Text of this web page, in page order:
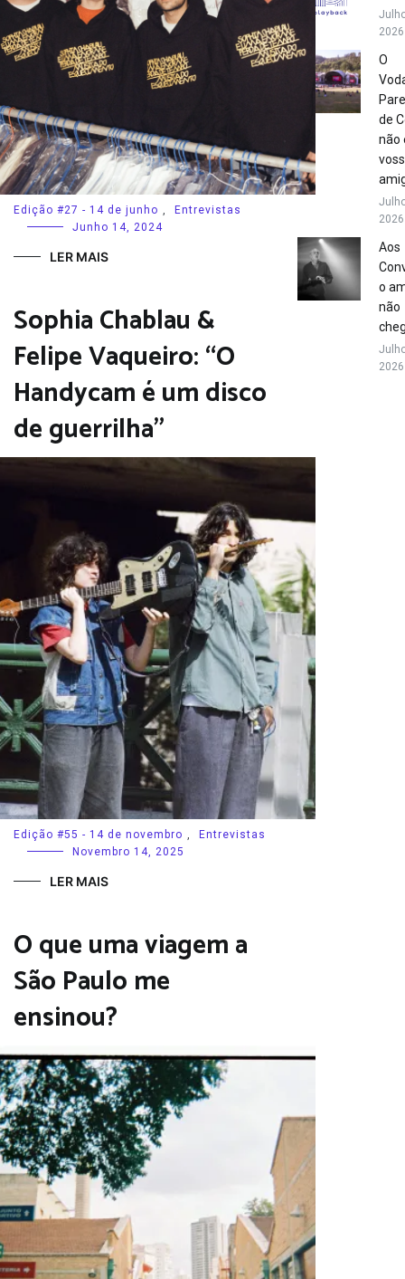
Edição #27 - 14 de junho ,
Entrevistas
Junho 14, 2024
LER MAIS
Sophia Chablau &
Felipe Vaqueiro: “O
Handycam é um disco
de guerrilha”
Edição #55 - 14 de novembro ,
Entrevistas
Novembro 14, 2025
LER MAIS
O que uma viagem a
São Paulo me
ensinou?
2026
O
de
não
2026
Aos
o
não
2026